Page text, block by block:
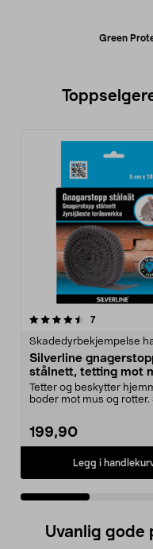
Green
7anmeldelser
Skadedyrbekjempelse
Silverline
stålnett, tetting mot
cm x 10 m
Tetter og beskytter
boder mot mus og rotter.
199,90
Legg i
4.5 av 5 stjerner
Uvanlig gode